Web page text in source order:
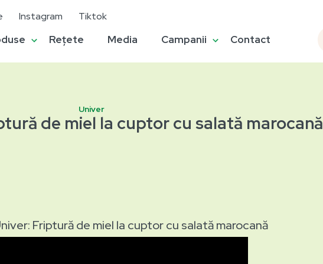
Instagram Tiktok
Rețete Media Campanii Contact
Univer
de miel la cuptor cu salată marocană
Friptură de miel la cuptor cu salată marocană